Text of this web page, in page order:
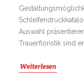
Auswahl
Trauerfloristik sind
Weiterlesen